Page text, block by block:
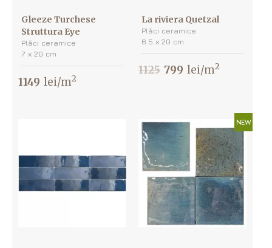
Gleeze Turchese
Struttura Eye
Plăci ceramice
7 х 20 cm
1149 lei/m2
La riviera Quetzal
Plăci ceramice
6.5 х 20 cm
1125 799 lei/m2
NEW